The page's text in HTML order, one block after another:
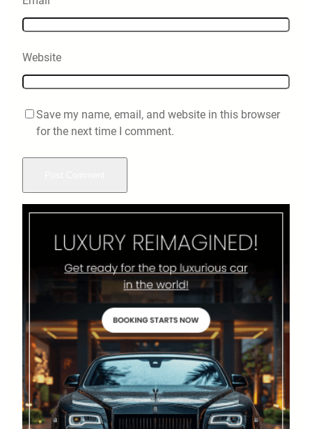
Website
Save my name, email, and website in this browser
for the next time I comment.